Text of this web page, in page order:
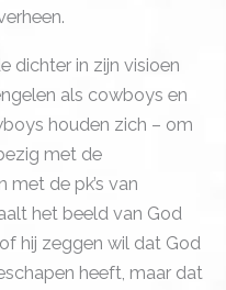
dichter in zijn visioen
als cowboys en
houden zich – om
met de
met de pk’s van
het beeld van God
hij zeggen wil dat God
heeft, maar dat